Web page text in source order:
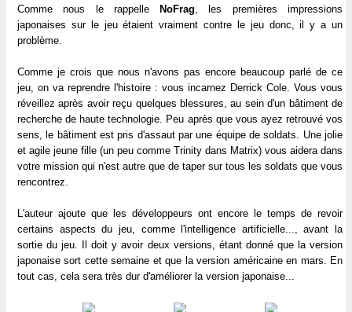
Comme nous le rappelle
NoFrag, les premières impressions
japonaises sur le jeu étaient vraiment contre le jeu donc, il y a un
problème.
Comme je crois que nous n'avons pas encore beaucoup parlé de ce
jeu, on va reprendre l'histoire : vous incarnez Derrick Cole. Vous vous
réveillez après avoir reçu quelques blessures, au sein d'un bâtiment de
recherche de haute technologie. Peu après que vous ayez retrouvé vos
sens, le bâtiment est pris d'assaut par une équipe de soldats. Une jolie
et agile jeune fille (un peu comme Trinity dans Matrix) vous aidera dans
votre mission qui n'est autre que de taper sur tous les soldats que vous
rencontrez.
L'auteur ajoute que les développeurs ont encore le temps de revoir
certains aspects du jeu, comme l'intelligence artificielle..., avant la
sortie du jeu. Il doit y avoir deux versions, étant donné que la version
japonaise sort cette semaine et que la version américaine en mars. En
tout cas, cela sera très dur d'améliorer la version japonaise...